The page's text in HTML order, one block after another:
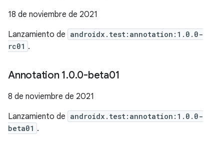
18 de noviembre de 2021
Lanzamiento de androidx.test:annotation:1.0.0-
rc01 .
Annotation 1.0.0-beta01
8 de noviembre de 2021
Lanzamiento de androidx.test:annotation:1.0.0-
beta01 .